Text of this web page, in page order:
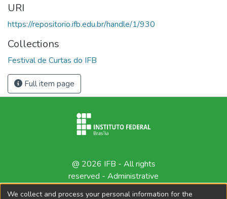
URI
https://repositorio.ifb.edu.br/handle/1/930
Collections
Festival de Curtas do IFB
Full item page
@ 2026 IFB - All rights
reserved - Administrative
We collect and process your personal information for the